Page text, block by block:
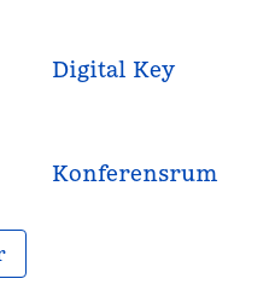
Digital Key
Konferensrum